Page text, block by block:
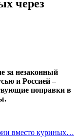
через
за незаконный
и Россией –
поправки в
вместо куриных…